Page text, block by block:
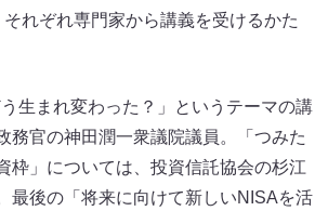
れぞれ専門家から講義を受けるかた
う生まれ変わった？」というテーマの講
務官の神田潤一衆議院議員。「つみた
枠」については、投資信託協会の杉江
最後の「将来に向けて新しいNISAを活